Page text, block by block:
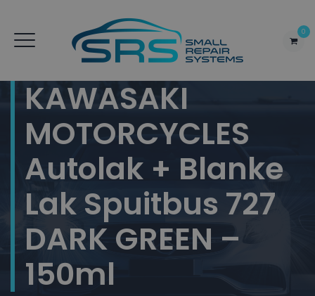
0
KAWASAKI
MOTORCYCLES
Autolak + Blanke
Lak Spuitbus 727
DARK GREEN –
150ml